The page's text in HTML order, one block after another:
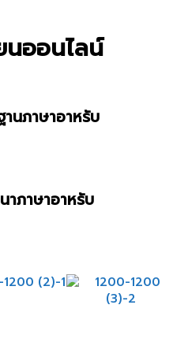
นออนไลน์
นภาษาอาหรับ
ภาษาอาหรับ